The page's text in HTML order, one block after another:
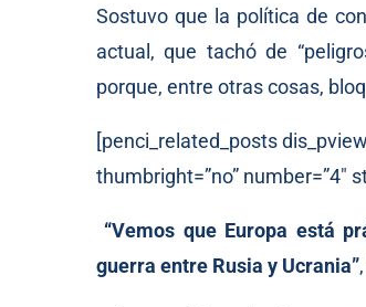
Sostuvo que la política de
actual, que tachó de
porque, entre otras cosas,
[penci_related_posts
thumbright=”no” number=”4″
“Vemos que Europa está
guerra entre Rusia y Ucrania”